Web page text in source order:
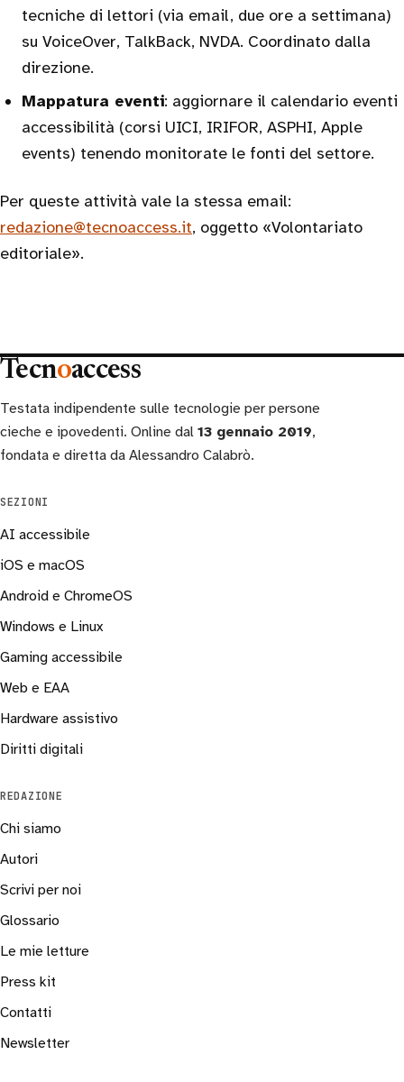
tecniche di lettori (via email, due ore a settimana)
su VoiceOver, TalkBack, NVDA. Coordinato dalla
direzione.
Mappatura eventi: aggiornare il calendario eventi
accessibilità (corsi UICI, IRIFOR, ASPHI, Apple
events) tenendo monitorate le fonti del settore.
Per queste attività vale la stessa email:
redazione@tecnoaccess.it, oggetto «Volontariato
editoriale».
Tecnoaccess
Testata indipendente sulle tecnologie per persone
cieche e ipovedenti. Online dal 13 gennaio 2019,
fondata e diretta da Alessandro Calabrò.
SEZIONI
AI accessibile
iOS e macOS
Android e ChromeOS
Windows e Linux
Gaming accessibile
Web e EAA
Hardware assistivo
Diritti digitali
REDAZIONE
Chi siamo
Autori
Scrivi per noi
Glossario
Le mie letture
Press kit
Contatti
Newsletter